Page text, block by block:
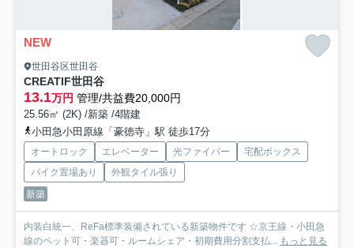
NEW
世田谷区世田谷
CREATIF世田谷
13.1万円 管理/共益費20,000円
25.56㎡ (2K) /新築 /4階建
小田急小田原線「豪徳寺」駅 徒歩17分
オートロック エレベーター 光ファイバー
宅配ボックス
バイク置場あり
外観タイル張り
新築
内装白統一、ReFa標準装備されている新築物件です ☆京王線・小田急
線のペット可・楽器可・ルームシェア・初期費用分割支払... もっと見る